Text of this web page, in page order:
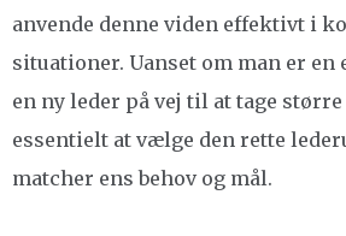
anvende denne viden effektivt i
situationer. Uanset om man er
en ny leder på vej til at tage
essentielt at vælge den rette
matcher ens behov og mål.